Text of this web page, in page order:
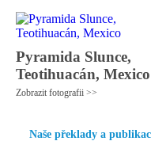
Pyramida Slunce,
Teotihuacán, Mexico
Zobrazit fotografii >>
Naše překlady a